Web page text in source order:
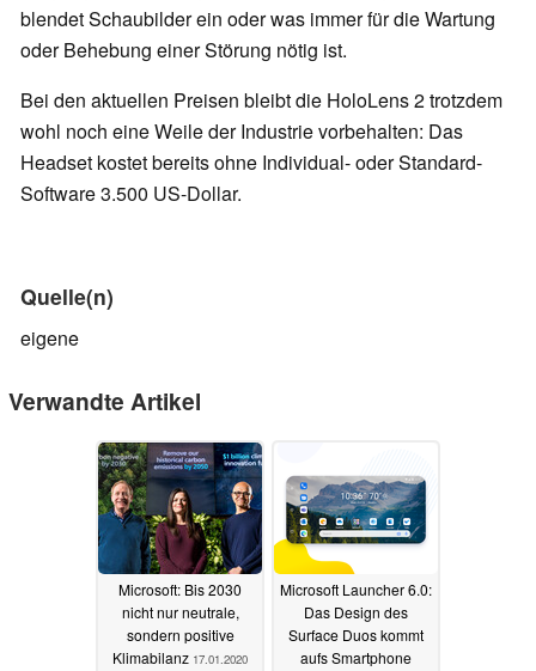
blendet Schaubilder ein oder was immer für die Wartung
oder Behebung einer Störung nötig ist.
Bei den aktuellen Preisen bleibt die HoloLens 2 trotzdem
wohl noch eine Weile der Industrie vorbehalten: Das
Headset kostet bereits ohne Individual- oder Standard-
Software 3.500 US-Dollar.
Quelle(n)
eigene
Verwandte Artikel
Microsoft: Bis 2030
nicht nur neutrale,
sondern positive
Klimabilanz 17.01.2020
Microsoft Launcher 6.0:
Das Design des
Surface Duos kommt
aufs Smartphone